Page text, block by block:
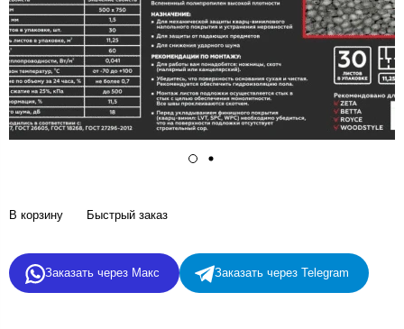
В корзину Быстрый заказ
Заказать через Макс Заказать через Telegram